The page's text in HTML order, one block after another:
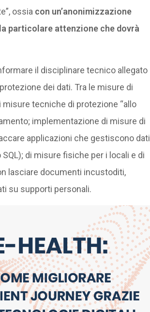
ossia con un’anonimizzazione
particolare attenzione che dovrà
il disciplinare tecnico allegato
dei dati. Tra le misure di
misure tecniche di protezione “allo
implementazione di misure di
applicazioni che gestiscono dati
di misure fisiche per i locali e di
lasciare documenti incustoditi,
su supporti personali.